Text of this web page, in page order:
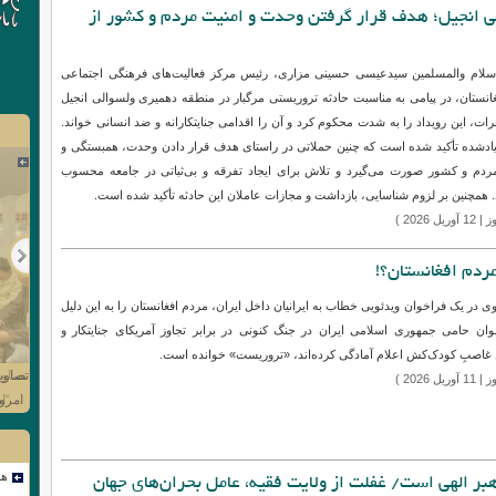
انجیل؛ هدف قرار گرفتن وحدت و امنیت مردم و کشور از
والمسلمین سیدعیسی حسینی مزاری، رئیس مرکز فعالیت‌های فرهنگی اجتماعی
در پیامی به مناسبت حادثه تروریستی مرگبار در منطقه دهمیری ولسوالی انجیل
این رویداد را به شدت محکوم کرد و آن را اقدامی جنایتکارانه و ضد انسانی خواند.
یادشده تأکید شده است که چنین حملاتی در راستای هدف قرار دادن وحدت، همبستگی و
مردم و کشور صورت می‌گیرد و تلاش برای ایجاد تفرقه و بی‌ثباتی در جامعه محسوب
افغانستان؟!
در یک فراخوان ویدئویی خطاب به ایرانیان داخل ایران، مردم افغانستان را به این دلیل
حامی جمهوری اسلامی ایران در جنگ کنونی در برابر تجاوز آمریکای جنایتکار و